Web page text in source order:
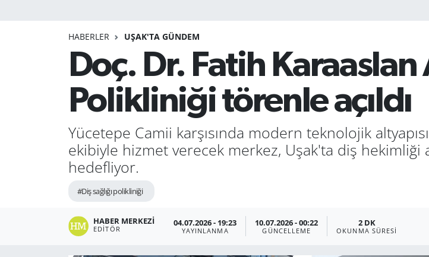
HABERLER UŞAK'TA GÜNDEM
Doç. Dr. Fatih Karaaslan
Polikliniği törenle açıldı
Yücetepe Camii karşısında modern teknolojik
ekibiyle hizmet verecek merkez, Uşak'ta diş
hedefliyor.
#Diş sağlığı polikliniği
HABER MERKEZI
EDITÖR
04.07.2026 - 19:23
YAYINLANMA
10.07.2026 - 00:22
GÜNCELLEME
2 DK
OKUNMA SÜRESI
Son Dakika Haberleri
Haber Arşivi